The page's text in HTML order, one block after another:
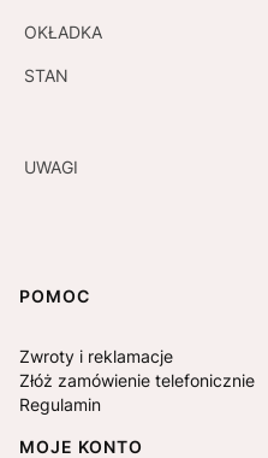
OKŁADKA
STAN
UWAGI
Linki w stopce
POMOC
Zwroty i reklamacje
Złóż zamówienie telefonicznie
Regulamin
MOJE KONTO